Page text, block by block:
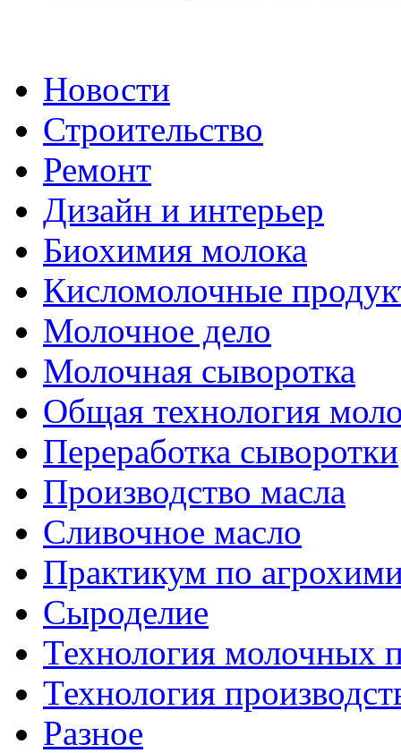
Новости
Строительство
Ремонт
Дизайн и интерьер
Биохимия молока
Кисломолочные
Молочное дело
Молочная сыворотка
Общая технология
Переработка сыворотки
Производство масла
Сливочное масло
Практикум по
Сыроделие
Технология молочных
Технология
Разное